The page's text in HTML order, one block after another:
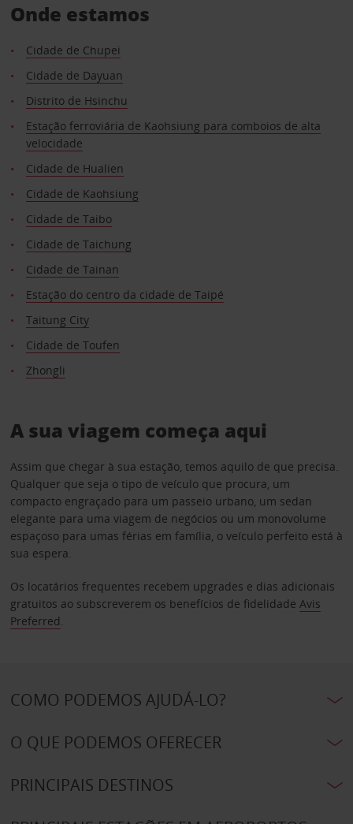
Onde estamos
Cidade de Chupei
Cidade de Dayuan
Distrito de Hsinchu
Estação ferroviária de Kaohsiung para comboios de alta
velocidade
Cidade de Hualien
Cidade de Kaohsiung
Cidade de Taibo
Cidade de Taichung
Cidade de Tainan
Estação do centro da cidade de Taipé
Taitung City
Cidade de Toufen
Zhongli
A sua viagem começa aqui
Assim que chegar à sua estação, temos aquilo de que precisa.
Qualquer que seja o tipo de veículo que procura, um
compacto engraçado para um passeio urbano, um sedan
elegante para uma viagem de negócios ou um monovolume
espaçoso para umas férias em família, o veículo perfeito está à
sua espera.
Os locatários frequentes recebem upgrades e dias adicionais
gratuitos ao subscreverem os benefícios de fidelidade Avis
Preferred.
COMO PODEMOS AJUDÁ-LO?
O QUE PODEMOS OFERECER
PRINCIPAIS DESTINOS